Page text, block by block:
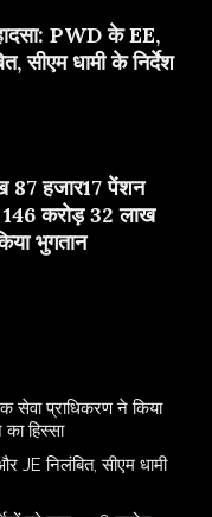
PWD के EE,
सीएम धामी के निर्देश
87 हजार17 पेंशन
146 करोड़ 32 लाख
भुगतान
सेवा प्राधिकरण ने किया
हिस्सा
JE निलंबित, सीएम धामी